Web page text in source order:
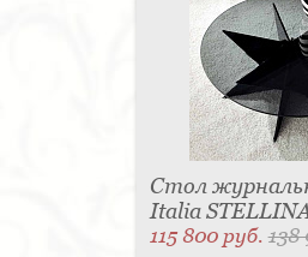
Стол
Italia
115 800 руб.138